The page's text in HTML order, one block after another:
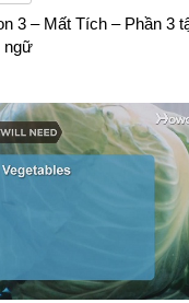
3 – Mất Tích – Phần 3
ngữ